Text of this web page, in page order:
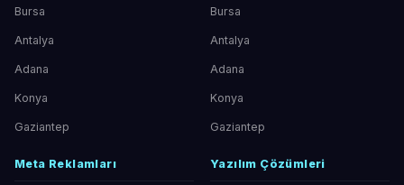
Bursa
Antalya
Adana
Konya
Gaziantep
Bursa
Antalya
Adana
Konya
Gaziantep
Meta Reklamları Yazılım Çözümleri